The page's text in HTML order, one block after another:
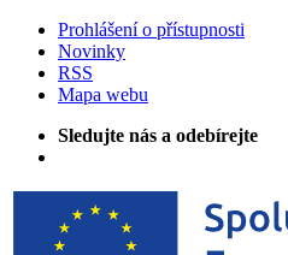
Prohlášení o přístupnosti
Novinky
RSS
Mapa webu
Sledujte nás a odebírejte